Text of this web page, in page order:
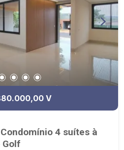
V
4 suítes à
Golf